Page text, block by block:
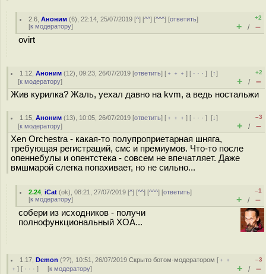
2.6 ,Аноним (6), 22:14, 25/07/2019 [^] [^^] [^^^] [ответить]
[к модератору]
+2
+ / –
ovirt
1.12 ,Аноним (12), 09:23, 26/07/2019 [ответить] [ ﹢﹢﹢] [ · · ·][↑]
[к модератору]
+2
+ / –
Жив курилка? Жаль, уехал давно на kvm, а ведь ностальжи
1.15 ,Аноним (13), 10:05, 26/07/2019 [ответить] [ ﹢﹢﹢] [ · · ·][↓]
[к модератору]
–3
+ / –
Xen Orchestra - какая-то полупроприетарная шняга,
требующая регистраций, смс и премиумов. Что-то после
опеннебулы и опентстека - совсем не впечатляет. Даже
вмшмарой слегка попахивает, но не сильно...
2.24 ,iCat (ok), 08:21, 27/07/2019 [^] [^^] [^^^] [ответить]
[к модератору]
–1
+ / –
собери из исходников - получи
полнофункциональный XOA...
1.17 ,Demon (??), 10:51, 26/07/2019Скрыто ботом-модератором [ ﹢﹢
﹢ ] [ · · · ] [к модератору]
–3
+ / –